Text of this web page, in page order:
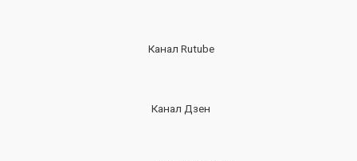
Канал Rutube
Канал Дзен